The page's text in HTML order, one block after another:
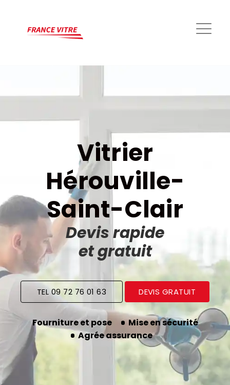
Vitrier
Hérouville-
Saint-Clair
Devis rapide
et gratuit
TEL 09 72 76 01 63 DEVIS GRATUIT
Fourniture et pose
Mise en sécurité
Agrée assurance